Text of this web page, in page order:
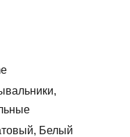
Белый